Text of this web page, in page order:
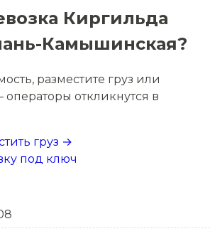
Киргильда
Камышинская?
разместите груз или
операторы откликнутся в
груз →
под ключ